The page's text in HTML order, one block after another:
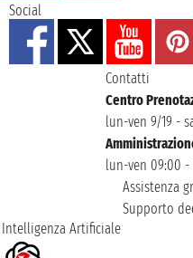
Social
Contatti
Centro
lun-ven 9/19 -
lun-ven 09:00 -
Assistenza
Supporto
Intelligenza Artificiale